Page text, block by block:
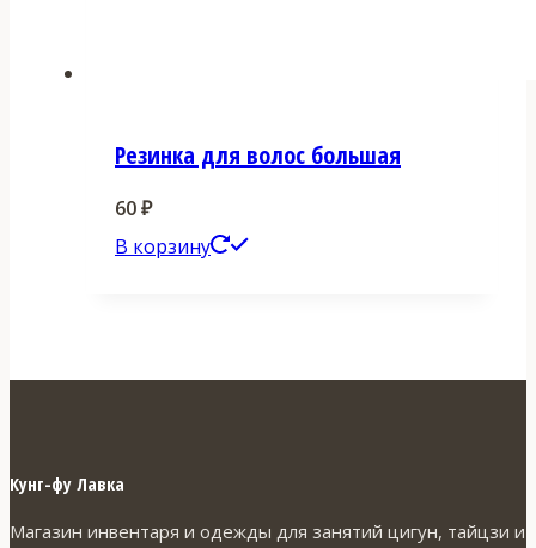
Резинка для волос большая
60₽
В корзину
Кунг-фу Лавка
Магазин инвентаря и одежды для занятий цигун, тайцзи и